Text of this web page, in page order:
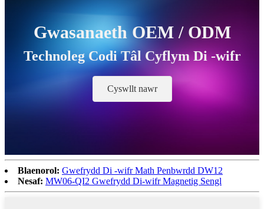
Gwasanaeth OEM / ODM
Technoleg Codi Tâl Cyflym Di -wifr
Cyswllt nawr
Blaenorol: Gwefrydd Di -wifr Math Penbwrdd DW12
Nesaf: MW06-QI2 Gwefrydd Di-wifr Magnetig Sengl